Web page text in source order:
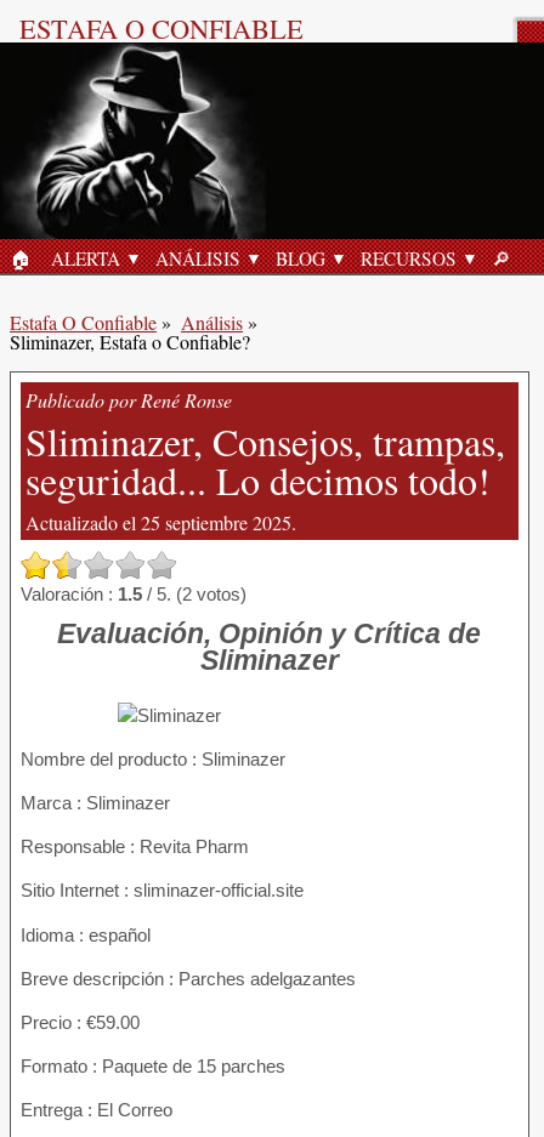
ESTAFA O CONFIABLE
INICIO
🏠︎ ALERTA ANÁLISIS BLOG RECURSOS 🔎︎
Estafa O Confiable» Análisis»
Sliminazer, Estafa o Confiable?
Publicado por René Ronse
Sliminazer, Consejos, trampas,
seguridad... Lo decimos todo!
Actualizado el 25 septiembre 2025.
Valoración : 1.5 / 5. (2 votos)
Evaluación, Opinión y Crítica de
Sliminazer
Nombre del producto : Sliminazer
Marca : Sliminazer
Responsable : Revita Pharm
Sitio Internet : sliminazer-official.site
Idioma : español
Breve descripción : Parches adelgazantes
Precio : €59.00
Formato : Paquete de 15 parches
Entrega : El Correo